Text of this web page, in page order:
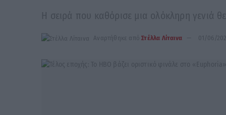
Η σειρά που καθόρισε μια ολόκληρη γενιά
Αναρτήθηκε από Στέλλα Λίταινα 01/06/